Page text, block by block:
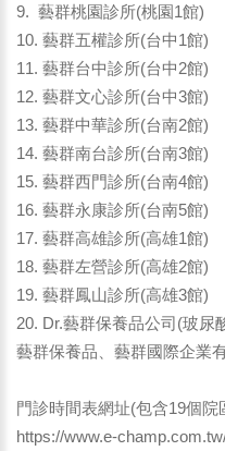
9. 藝群桃園診所(桃園1館)
10. 藝群五權診所(台中1館)
11. 藝群台中診所(台中2館)
12. 藝群文心診所(台中3館)
13. 藝群中華診所(台南2館)
14. 藝群南台診所(台南3館)
15. 藝群西門診所(台南4館)
16. 藝群永康診所(台南5館)
17. 藝群高雄診所(高雄1館)
18. 藝群左營診所(高雄2館)
19. 藝群鳳山診所(高雄3館)
20. Dr.藝群保養品公司(玻尿
藝群保養品、藝群國際企業
門診時間表網址(包含19個院
https://www.e-